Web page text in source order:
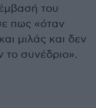
του
πως «όταν
μιλάς και δεν
το συνέδριο».